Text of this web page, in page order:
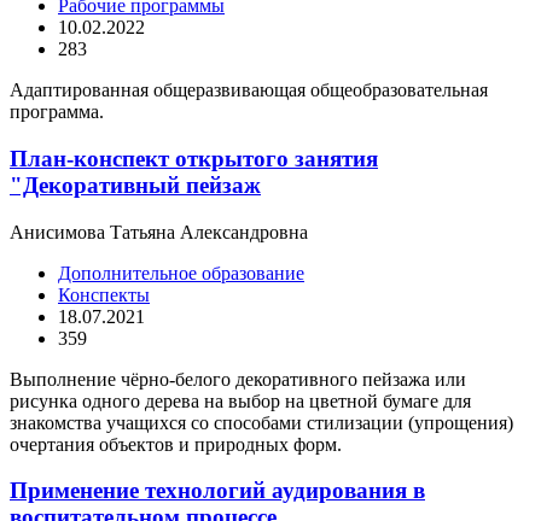
Рабочие программы
10.02.2022
283
Адаптированная общеразвивающая общеобразовательная
программа.
План-конспект открытого занятия
"Декоративный пейзаж
Анисимова Татьяна Александровна
Дополнительное образование
Конспекты
18.07.2021
359
Выполнение чёрно-белого декоративного пейзажа или
рисунка одного дерева на выбор на цветной бумаге для
знакомства учащихся со способами стилизации (упрощения)
очертания объектов и природных форм.
Применение технологий аудирования в